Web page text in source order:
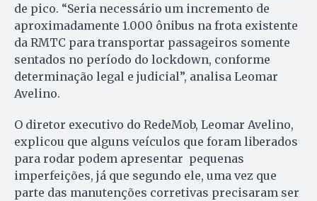
de pico. “Seria necessário um incremento de
aproximadamente 1.000 ônibus na frota existente
da RMTC para transportar passageiros somente
sentados no período do lockdown, conforme
determinação legal e judicial”, analisa Leomar
Avelino.
O diretor executivo do RedeMob, Leomar Avelino,
explicou que alguns veículos que foram liberados
para rodar podem apresentar pequenas
imperfeições, já que segundo ele, uma vez que
parte das manutenções corretivas precisaram ser